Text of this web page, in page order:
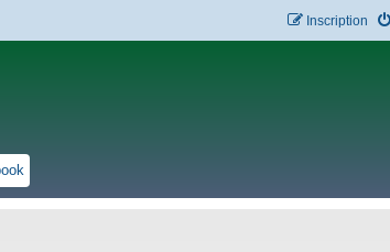
Inscription